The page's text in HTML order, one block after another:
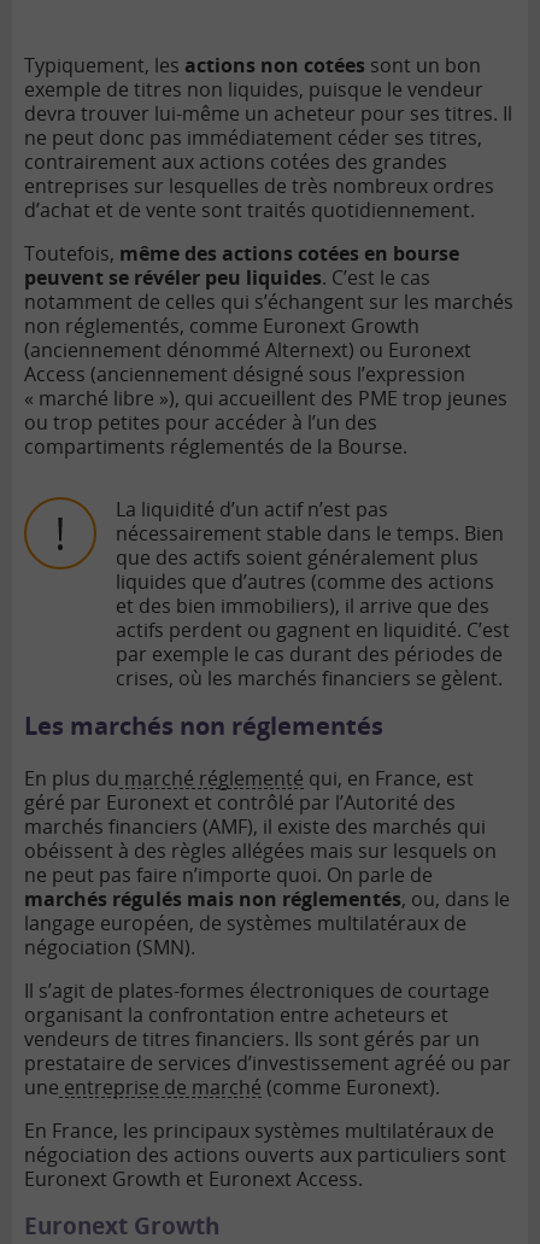
Typiquement, les actions non cotées sont un bon
exemple de titres non liquides, puisque le vendeur
devra trouver lui-même un acheteur pour ses titres. Il
ne peut donc pas immédiatement céder ses titres,
contrairement aux actions cotées des grandes
entreprises sur lesquelles de très nombreux ordres
d’achat et de vente sont traités quotidiennement.
Toutefois, même des actions cotées en bourse
peuvent se révéler peu liquides. C’est le cas
notamment de celles qui s’échangent sur les marchés
non réglementés, comme Euronext Growth
(anciennement dénommé Alternext) ou Euronext
Access (anciennement désigné sous l’expression
« marché libre »), qui accueillent des PME trop jeunes
ou trop petites pour accéder à l’un des
compartiments réglementés de la Bourse.
La liquidité d’un actif n’est pas
nécessairement stable dans le temps. Bien
que des actifs soient généralement plus
liquides que d’autres (comme des actions
et des bien immobiliers), il arrive que des
actifs perdent ou gagnent en liquidité. C’est
par exemple le cas durant des périodes de
crises, où les marchés financiers se gèlent.
Les marchés non réglementés
En plus du marché réglementé qui, en France, est
géré par Euronext et contrôlé par l’Autorité des
marchés financiers (AMF), il existe des marchés qui
obéissent à des règles allégées mais sur lesquels on
ne peut pas faire n’importe quoi. On parle de
marchés régulés mais non réglementés, ou, dans le
langage européen, de systèmes multilatéraux de
négociation (SMN).
Il s’agit de plates-formes électroniques de courtage
organisant la confrontation entre acheteurs et
vendeurs de titres financiers. Ils sont gérés par un
prestataire de services d’investissement agréé ou par
une entreprise de marché (comme Euronext).
En France, les principaux systèmes multilatéraux de
négociation des actions ouverts aux particuliers sont
Euronext Growth et Euronext Access.
Euronext Growth